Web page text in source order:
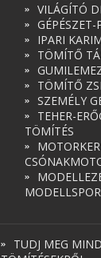
VILÁGÍTÓ
IPARI
TÖMÍTŐ
TÖMÍTŐ
SZEMÉLY
TEHER-
TÖMÍTÉS
TUDJ MEG